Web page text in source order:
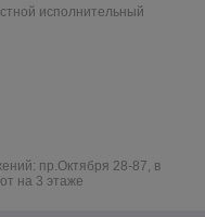
исполнительный
пр.Октября 28-87, в
на 3 этаже